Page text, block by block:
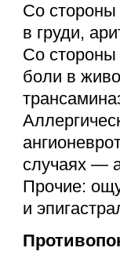
Со стороны
в груди,
Со
боли в
случаях —
Прочие:
и